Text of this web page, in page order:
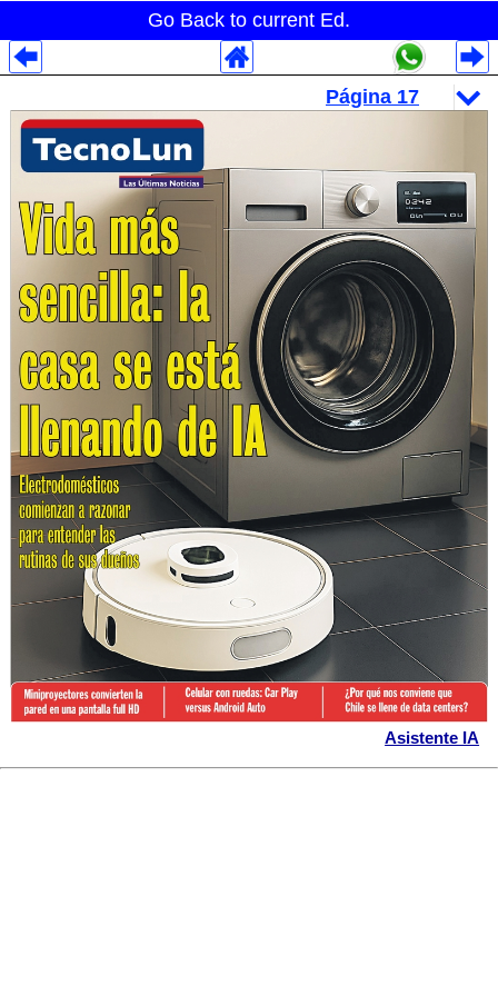
Go Back to current Ed.
Asistente IA
Despliegues Analytics
Despliegues Totales
Despliegues por Rubros